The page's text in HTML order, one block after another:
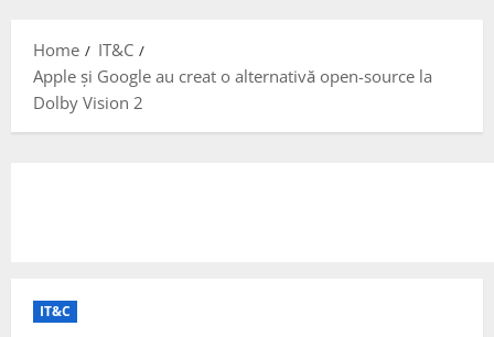
Home
IT&C
Apple și Google au creat o alternativă open-source la
Dolby Vision 2
IT&C